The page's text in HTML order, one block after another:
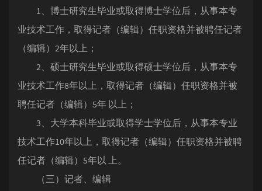
1、博士研究生毕业或取得博士学位后，从事本专
业技术工作，取得记者（编辑）任职资格并被聘任记者
（编辑）2年以上；
2、硕士研究生毕业或取得硕士学位后，从事本专
业技术工作8年以上，取得记者（编辑）任职资格并被
聘任记者（编辑）5年 以上；
3、大学本科毕业或取得学士学位后，从事本专业
技术工作10年以上，取得记者（编辑）任职资格并被聘
任记者（编辑）5年以 上。
（三）记者、编辑